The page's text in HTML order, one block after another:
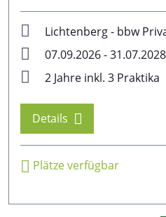
Lichtenberg - bbw
07.09.2026 - 31.07.2028
2 Jahre inkl. 3 Praktika
Details
Plätze verfügbar